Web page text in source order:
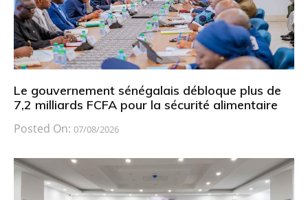
Le gouvernement sénégalais débloque plus de
7,2 milliards FCFA pour la sécurité alimentaire
Posted On: 07/08/2026